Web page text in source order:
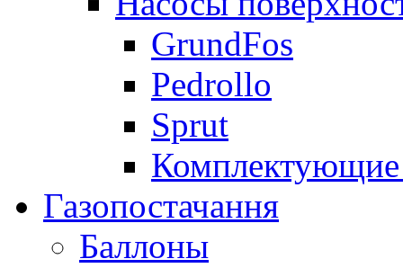
GrundFos
Pedrollo
Sprut
Комплектующие
Газопостачання
Баллоны